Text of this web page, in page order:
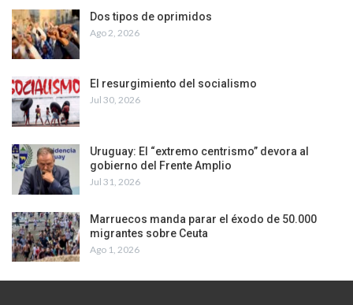
Dos tipos de oprimidos
Ago 2, 2026
El resurgimiento del socialismo
Jul 30, 2026
Uruguay: El “extremo centrismo” devora al
gobierno del Frente Amplio
Jul 31, 2026
Marruecos manda parar el éxodo de 50.000
migrantes sobre Ceuta
Ago 1, 2026